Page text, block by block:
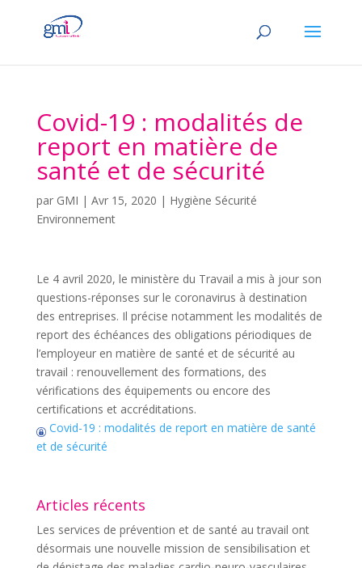
Covid-19 : modalités de
report en matière de
santé et de sécurité
par GMI | Avr 15, 2020 | Hygiène Sécurité
Environnement
Le 4 avril 2020, le ministère du Travail a mis à jour son
questions-réponses sur le coronavirus à destination
des entreprises. Il précise notamment les modalités de
report des échéances des obligations périodiques de
l’employeur en matière de santé et de sécurité au
travail : renouvellement des formations, des
vérifications des équipements ou encore des
certifications et accréditations.
Covid-19 : modalités de report en matière de santé
et de sécurité
Articles récents
Les services de prévention et de santé au travail ont
désormais une nouvelle mission de sensibilisation et